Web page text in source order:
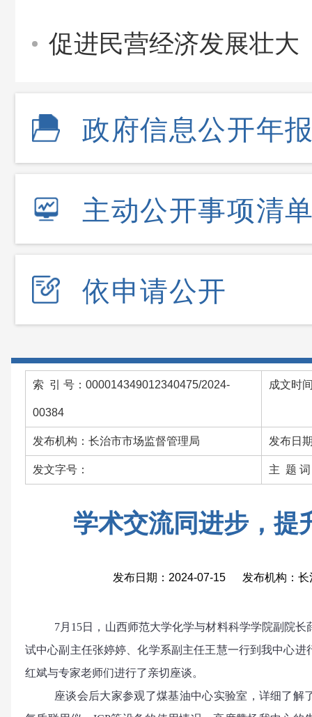
促进民营经济发展壮大
政府信息公开年
主动公开事项清
依申请公开
索 引 号：000014349012340475/2024-
00384
成文时
发布机构：长治市市场监督管理局 发布日
发文字号： 主 题 词
学术交流同进步，提
发布日期：2024-07-15 发布机构：长
7月15日，山西师范大学化学与材料科学学院副院
试中心副主任张婷婷、化学系副主任王慧一行到我中心
红斌与专家老师们进行了亲切座谈。
座谈会后大家参观了煤基油中心实验室，详细了解